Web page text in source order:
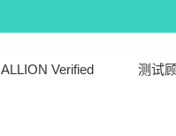
ALLION Verified 测试